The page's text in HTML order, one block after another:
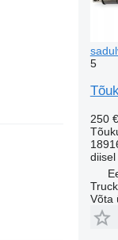
5
250 €
diisel
Võta